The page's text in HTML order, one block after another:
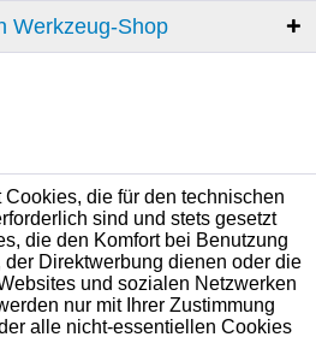
Werkzeug-Shop
die für den technischen
sind und stets gesetzt
die den Komfort bei Benutzung
Direktwerbung dienen oder die
und sozialen Netzwerken
nur mit Ihrer Zustimmung
alle nicht-essentiellen Cookies